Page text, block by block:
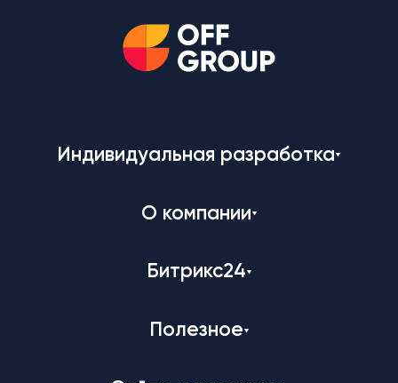
Индивидуальная разработка
О компании
Битрикс24
Полезное